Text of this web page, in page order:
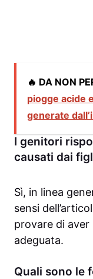
🔥 DA NON
piogge acide
generate
I genitori
causati dai
Sì, in linea
sensi
provare di aver
adeguata.
Quali sono le